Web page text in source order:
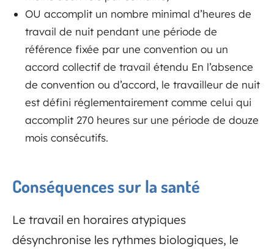
OU accomplit un nombre minimal d’heures de
travail de nuit pendant une période de
référence fixée par une convention ou un
accord collectif de travail étendu En l’absence
de convention ou d’accord, le travailleur de nuit
est défini réglementairement comme celui qui
accomplit 270 heures sur une période de douze
mois consécutifs.
Conséquences sur la santé
Le travail en horaires atypiques
désynchronise les rythmes biologiques, le